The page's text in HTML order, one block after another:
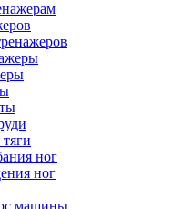
ног
ног
машины